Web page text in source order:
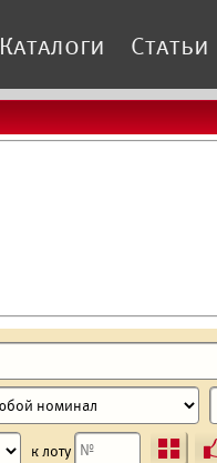
Каталоги Статьи
к лоту Ъ